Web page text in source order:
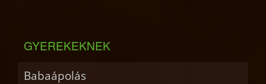
GYEREKEKNEK
Babaápolás